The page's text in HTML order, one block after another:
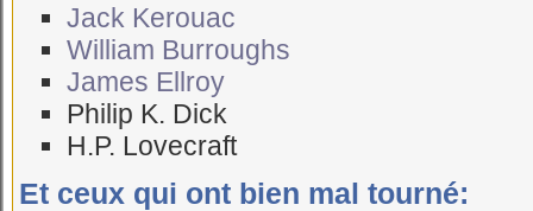
Jack Kerouac
William Burroughs
James Ellroy
Philip K. Dick
H.P. Lovecraft
Et ceux qui ont bien mal tourné: